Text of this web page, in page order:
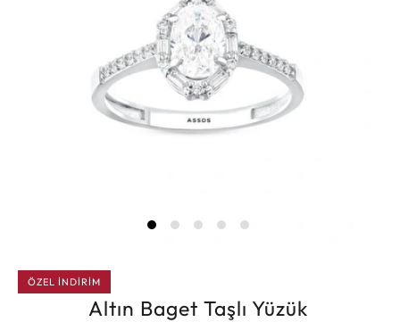
ÖZEL İNDİRİM
Altın Baget Taşlı Yüzük